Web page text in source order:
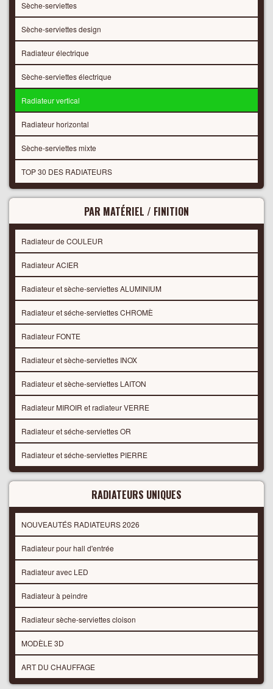
Sèche-serviettes
Sèche-serviettes design
Radiateur électrique
Sèche-serviettes électrique
Radiateur vertical
Radiateur horizontal
Sèche-serviettes mixte
TOP 30 DES RADIATEURS
PAR MATÉRIEL / FINITION
Radiateur de COULEUR
Radiateur ACIER
Radiateur et sèche-serviettes ALUMINIUM
Radiateur et séche-serviettes CHROMÈ
Radiateur FONTE
Radiateur et sèche-serviettes INOX
Radiateur et sèche-serviettes LAITON
Radiateur MIROIR et radiateur VERRE
Radiateur et séche-serviettes OR
Radiateur et séche-serviettes PIERRE
RADIATEURS UNIQUES
NOUVEAUTÉS RADIATEURS 2026
Radiateur pour hall d'entrée
Radiateur avec LED
Radiateur à peindre
Radiateur sèche-serviettes cloison
MODÈLE 3D
ART DU CHAUFFAGE